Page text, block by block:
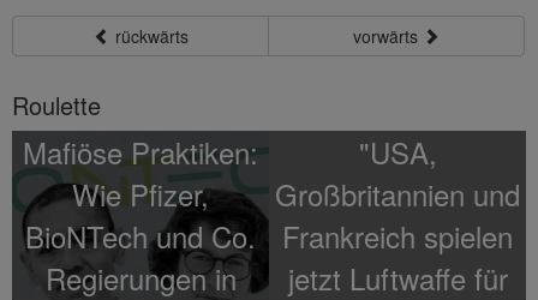
rückwärts vorwärts
Roulette
Mafiöse Praktiken:
Wie Pfizer,
BioNTech und Co.
Regierungen in
"USA,
Großbritannien und
Frankreich spielen
jetzt Luftwaffe für